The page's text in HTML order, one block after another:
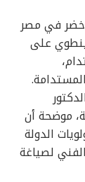
في مصر
ينطوي على
قِبل الدكتور
موضحة أن
الدولة
من خلال تقديم الدعم الفني لصياغة